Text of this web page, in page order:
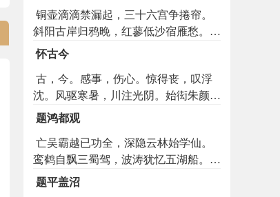
铜壶滴滴禁漏起，三十六宫争捲帘。
斜阳古岸归鸦晚，红蓼低沙宿雁愁。霜
彫曲径寒芜白，雁下遥村落照黄。恩威
时来世上，文星今日到人间。降因天下
思姚宋，出为儒门继孔颜。丹灶河车休
矻矻，蚌胎龟息且绵绵。驭景必能趋日
理，遗形忘性尽真铨。
怀古今
古，今。感事，伤心。惊得丧，叹浮
沈。风驱寒暑，川注光阴。始衒朱颜
丽，俄悲白发侵。嗟四豪之不返，痛七
于鸣琴。雁足凄凉兮传恨绪，凤台寂寞
兮有遗音。朔漠幽囚兮天长地久，潇湘
隔别兮水阔烟深。谁能绝圣韬贤餐芝饵
题鸿都观
亡吴霸越已功全，深隐云林始学仙。
鸾鹤自飘三蜀驾，波涛犹忆五湖船。双
溪夜月明寒玉，众岭秋空敛翠烟。也有
题平盖沼